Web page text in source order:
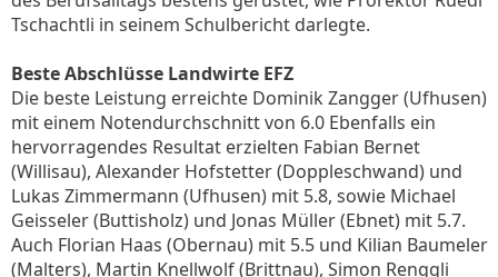
Tschachtli in seinem Schulbericht darlegte.
Beste Abschlüsse Landwirte EFZ
Die beste Leistung erreichte Dominik Zangger (Ufhusen)
mit einem Notendurchschnitt von 6.0 Ebenfalls ein
hervorragendes Resultat erzielten Fabian Bernet
(Willisau), Alexander Hofstetter (Doppleschwand) und
Lukas Zimmermann (Ufhusen) mit 5.8, sowie Michael
Geisseler (Buttisholz) und Jonas Müller (Ebnet) mit 5.7.
Auch Florian Haas (Obernau) mit 5.5 und Kilian Baumeler
(Malters), Martin Knellwolf (Brittnau), Simon Renggli